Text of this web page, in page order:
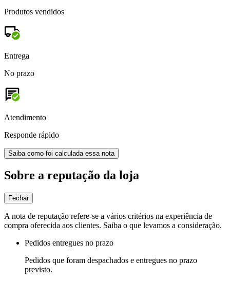
Produtos vendidos
Entrega
No prazo
Atendimento
Responde rápido
Saiba como foi calculada essa nota
Sobre a reputação da loja
Fechar
A nota de reputação refere-se a vários critérios na experiência de
compra oferecida aos clientes. Saiba o que levamos a consideração.
Pedidos entregues no prazo
Pedidos que foram despachados e entregues no prazo
previsto.